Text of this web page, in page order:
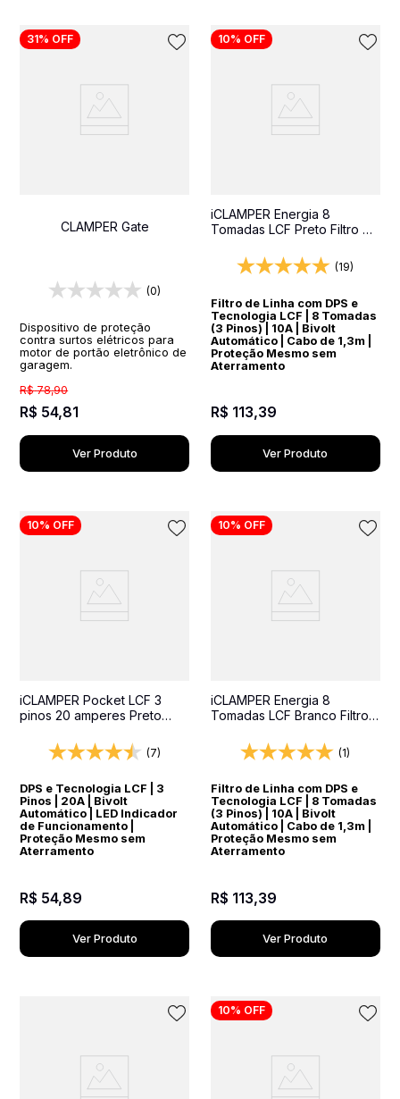
31% OFF
CLAMPER Gate
(0)
Dispositivo de proteção
contra surtos elétricos para
motor de portão eletrônico de
garagem.
R$ 78,90
R$ 54,81
Ver Produto
10% OFF
iCLAMPER Energia 8
Tomadas LCF Preto Filtro de
DPS Bivolt
(19)
Filtro de Linha com DPS e
Tecnologia LCF | 8 Tomadas
(3 Pinos) | 10A | Bivolt
Automático | Cabo de 1,3m |
Proteção Mesmo sem
Aterramento
R$ 113,39
Ver Produto
10% OFF
iCLAMPER Pocket LCF 3
pinos 20 amperes Preto
(7)
DPS e Tecnologia LCF | 3
Pinos | 20A | Bivolt
Automático | LED Indicador
de Funcionamento |
Proteção Mesmo sem
Aterramento
R$ 54,89
Ver Produto
10% OFF
iCLAMPER Energia 8
Tomadas LCF Branco Filtro
DPS Bivolt
(1)
Filtro de Linha com DPS e
Tecnologia LCF | 8 Tomadas
(3 Pinos) | 10A | Bivolt
Automático | Cabo de 1,3m |
Proteção Mesmo sem
Aterramento
R$ 113,39
Ver Produto
10% OFF